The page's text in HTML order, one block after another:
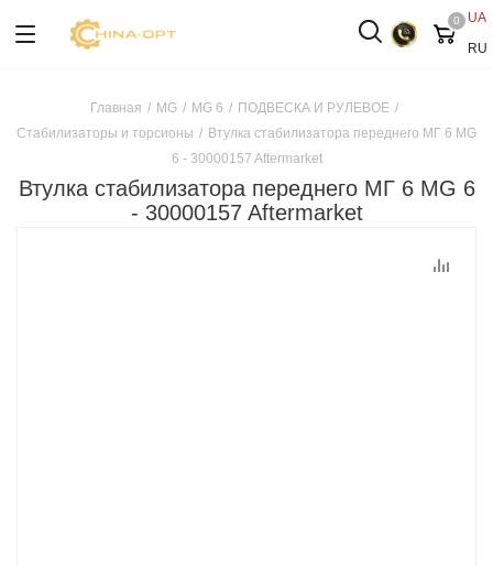
UA
RU
0
Главная / MG / MG 6 / ПОДВЕСКА И РУЛЕВОЕ /
Стабилизаторы и торсионы / Втулка стабилизатора переднего МГ 6 MG
6 - 30000157 Aftermarket
Втулка стабилизатора переднего МГ 6 MG 6
- 30000157 Aftermarket